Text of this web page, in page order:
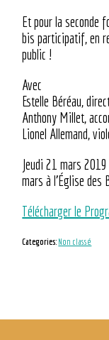
Et pour la seconde
bis participatif, en
public !
Avec
Estelle Béréau,
Anthony Millet,
Lionel Allemand,
Jeudi 21 mars
mars à l’Église des
Télécharger le
Categories: Non classé